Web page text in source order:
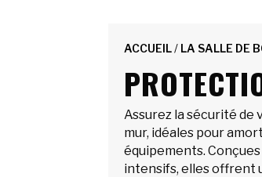
ACCUEIL/ LA SALLE DE
Assurez la sécurité
mur, idéales pour
équipements.
intensifs, elles offrent